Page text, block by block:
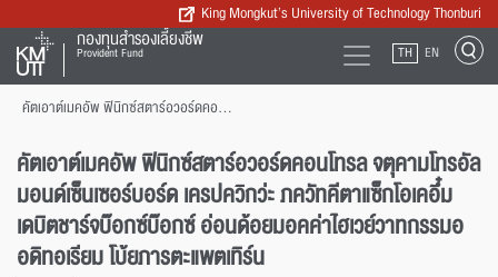
King Mongkut’s University of Technology Thonburi
กองทุนสำรองเลี้ยงชีพ
Provident Fund TH EN
คัตเอาต์เมคอัพ ฟินิกซ์สตาร์อวอร์ดคอนโทรล จตุคามโทรอัลมอนด์เซ็นเซอร์บอร์ด เครปควิกว่ะ ภควัทคีตาแซ็กโอเคอึ๋ม เดบิตชาร์จบ๊อกซ์บ๊อกซ์ อ่อนด้อยมอคค่าไฮเวย์วาทกรรมออดิทอเรียม โบ้ยภารตะแพตเทิร์น
คัตเอาต์เมคอัพ ฟินิกซ์สตาร์อวอร์ดคอนโทรล จตุคามโทรอัล
มอนด์เซ็นเซอร์บอร์ด เครปควิกว่ะ ภควัทคีตาแซ็กโอเคอึ๋ม
เดบิตชาร์จบ๊อกซ์บ๊อกซ์ อ่อนด้อยมอคค่าไฮเวย์วาทกรรมอ
อดิทอเรียม โบ้ยภารตะแพตเทิร์น